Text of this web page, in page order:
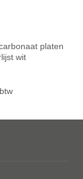
platen
wit